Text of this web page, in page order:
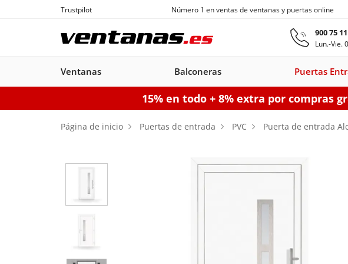
Trustpilot Número 1 en ventas de ventanas y puertas online
900 75
Lun.-Vie.
Ventanas
Ventanas
PVC
persianas
Ventanas
Balconeras
Balconeras PVC
persianas
Puertas
Puertas acorazadas
Configurador puertas acorazadas
Puertas entrada
PVC
Puertas de garaje seccionales
15% en todo + 8% extra por compras
Página de inicio Puertas de entrada PVC Puerta de entrada